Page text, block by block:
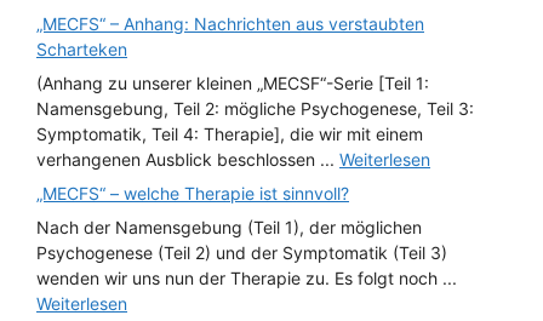
„MECFS“ – Anhang: Nachrichten aus verstaubten
Scharteken
(Anhang zu unserer kleinen „MECSF“-Serie [Teil 1:
Namensgebung, Teil 2: mögliche Psychogenese, Teil 3:
Symptomatik, Teil 4: Therapie], die wir mit einem
verhangenen Ausblick beschlossen ... Weiterlesen
„MECFS“ – welche Therapie ist sinnvoll?
Nach der Namensgebung (Teil 1), der möglichen
Psychogenese (Teil 2) und der Symptomatik (Teil 3)
wenden wir uns nun der Therapie zu. Es folgt noch ...
Weiterlesen